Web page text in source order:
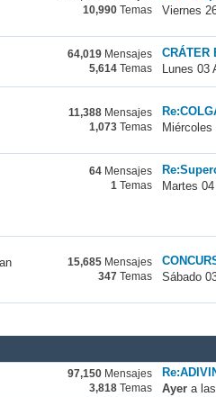
10,990 Temas
Viernes
64,019 Mensajes
5,614 Temas
CRÁTER
Lunes 03
11,388 Mensajes
1,073 Temas
Miércoles
64 Mensajes
1 Temas
Martes
15,685 Mensajes
347
Temas
Sábado
97,150 Mensajes
3,818 Temas
Ayer a